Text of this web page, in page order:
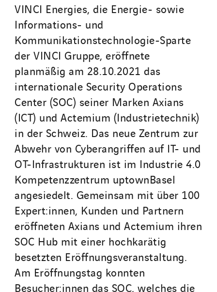
VINCI Energies, die Energie- sowie
Informations- und
Kommunikationstechnologie-Sparte
der VINCI Gruppe, eröffnete
planmäßig am 28.10.2021 das
internationale Security Operations
Center (SOC) seiner Marken Axians
(ICT) und Actemium (Industrietechnik)
in der Schweiz. Das neue Zentrum zur
Abwehr von Cyberangriffen auf IT- und
OT-Infrastrukturen ist im Industrie 4.0
Kompetenzzentrum uptownBasel
angesiedelt. Gemeinsam mit über 100
Expert:innen, Kunden und Partnern
eröffneten Axians und Actemium ihren
SOC Hub mit einer hochkarätig
besetzten Eröffnungsveranstaltung.
Am Eröffnungstag konnten
Besucher:innen das SOC, welches die